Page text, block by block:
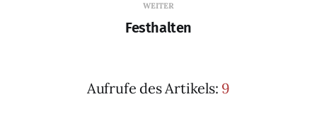
WEITER
Festhalten
Aufrufe des Artikels: 9